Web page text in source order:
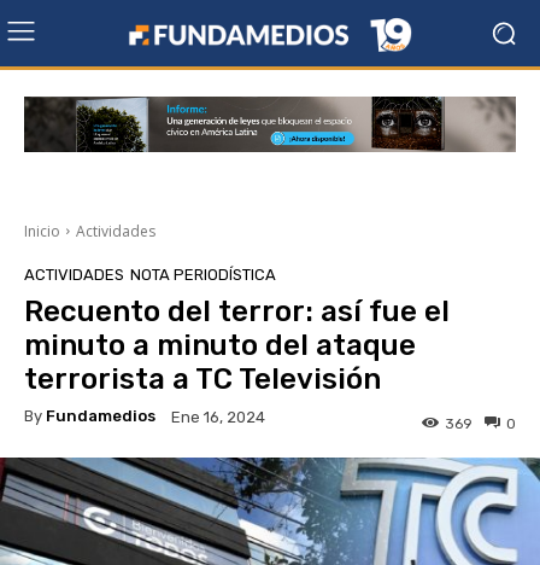
Inicio Actividades
ACTIVIDADES NOTA PERIODÍSTICA
Recuento del terror: así fue el
minuto a minuto del ataque
terrorista a TC Televisión
By Fundamedios Ene 16, 2024 0
369